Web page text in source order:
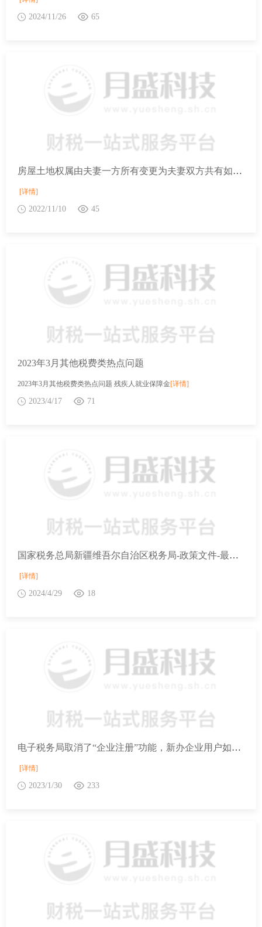
2024/11/26 65
房屋土地权属由夫妻一方所有变更为夫妻双方共有如何征收契税？
[详情]
2022/11/10 45
2023年3月其他税费类热点问题
2023年3月其他税费类热点问题 残疾人就业保障金[详情]
2023/4/17 71
国家税务总局新疆维吾尔自治区税务局-政策文件-最新文件-商务部 财政部等7部门关于印发《汽车以旧换新补贴实施细则》的通知
[详情]
2024/4/29 18
电子税务局取消了“企业注册”功能，新办企业用户如何登录电子税务局？
[详情]
2023/1/30 233